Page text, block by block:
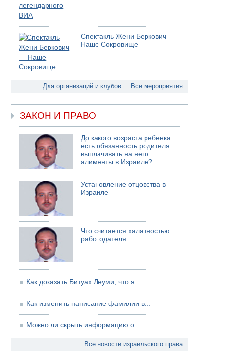
07.08.2026 08:29
07.08.2026 06:47
Недалеко от Бейт-Шемеша погиб
велосипедист
07.08.2026 06:24
хуситов
И еще иранские агенты
06.08.2026 13:13
Арестованы двое подозреваемых в стрельбе
по электрической компании
06.08.2026 13:07
Возле Кирьят-Арбы пожар на местности
06.08.2026 12:06
США не будут давить на Израиль в вопросе
Ливана
06.08.2026 11:41
Трое подростков ограбили сексшоп в Холоне
Спектакль Жени Беркович —
Наше Сокровище
Для организаций и клубов Все мероприятия
ЗАКОН И ПРАВО
До какого возраста ребенка
есть обязанность родителя
выплачивать на него
алименты в Израиле?
Установление отцовства в
Израиле
Что считается халатностью
работодателя
Как доказать Битуах Леуми, что я...
Как изменить написание фамилии в...
Можно ли скрыть информацию о...
Все новости израильского права